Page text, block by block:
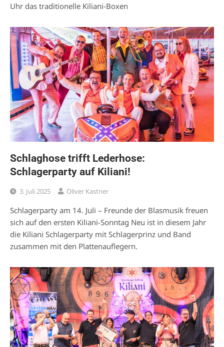
Uhr das traditionelle Kiliani-Boxen
Schlaghose trifft Lederhose:
Schlagerparty auf Kiliani!
3. Juli 2025 Oliver Kastner
Schlagerparty am 14. Juli – Freunde der Blasmusik freuen
sich auf den ersten Kiliani-Sonntag Neu ist in diesem Jahr
die Kiliani Schlagerparty mit Schlagerprinz und Band
zusammen mit den Plattenauflegern.